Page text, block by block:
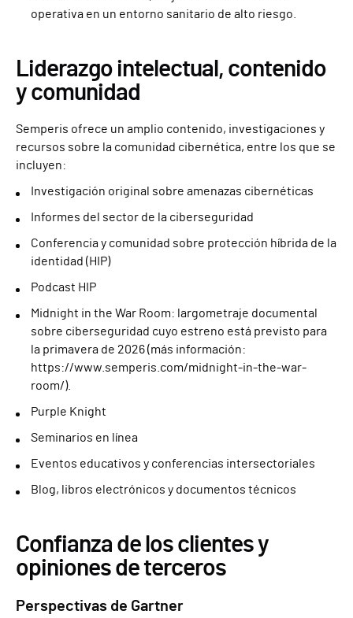
operativa en un entorno sanitario de alto riesgo.
Liderazgo intelectual, contenido
y comunidad
Semperis ofrece un amplio contenido, investigaciones y
recursos sobre la comunidad cibernética, entre los que se
incluyen:
Investigación original sobre amenazas cibernéticas
Informes del sector de la ciberseguridad
Conferencia y comunidad sobre protección híbrida de la
identidad (HIP)
Podcast HIP
Midnight in the War Room: largometraje documental
sobre ciberseguridad cuyo estreno está previsto para
la primavera de 2026 (más información:
https://www.semperis.com/midnight-in-the-war-
room/).
Purple Knight
Seminarios en línea
Eventos educativos y conferencias intersectoriales
Blog, libros electrónicos y documentos técnicos
Confianza de los clientes y
opiniones de terceros
Perspectivas de Gartner